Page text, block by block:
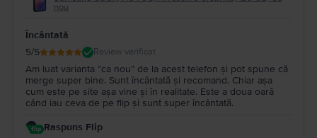
nou
Încântată
5/5 Review verificat
Am luat varianta ”ca nou” de la acest telefon și pot spune că
merge super bine. Sunt încântată și recomand. Chiar așa
cum este pe site așa vine și în realitate. Este a doua oară
când iau ceva de pe flip și sunt super încântată.
Raspuns Flip